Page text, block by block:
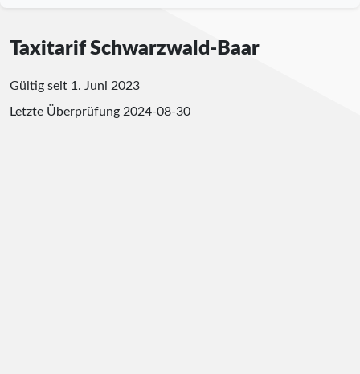
Taxitarif Schwarzwald-Baar
Gültig seit 1. Juni 2023
Letzte Überprüfung 2024-08-30